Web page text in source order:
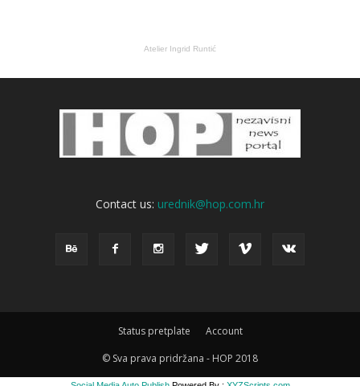
Atelier Ingrid Runtić
Contact us: urednik@hop.com.hr
Status pretplate
Account
© Sva prava pridržana - HOP 2018